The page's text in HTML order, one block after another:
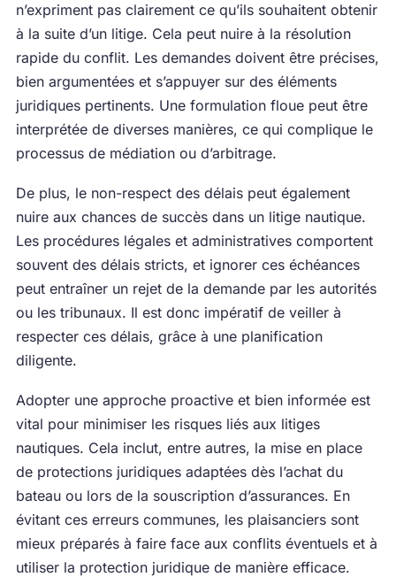
n’expriment pas clairement ce qu’ils souhaitent obtenir
à la suite d’un litige. Cela peut nuire à la résolution
rapide du conflit. Les demandes doivent être précises,
bien argumentées et s’appuyer sur des éléments
juridiques pertinents. Une formulation floue peut être
interprétée de diverses manières, ce qui complique le
processus de médiation ou d’arbitrage.
De plus, le non-respect des délais peut également
nuire aux chances de succès dans un litige nautique.
Les procédures légales et administratives comportent
souvent des délais stricts, et ignorer ces échéances
peut entraîner un rejet de la demande par les autorités
ou les tribunaux. Il est donc impératif de veiller à
respecter ces délais, grâce à une planification
diligente.
Adopter une approche proactive et bien informée est
vital pour minimiser les risques liés aux litiges
nautiques. Cela inclut, entre autres, la mise en place
de protections juridiques adaptées dès l’achat du
bateau ou lors de la souscription d’assurances. En
évitant ces erreurs communes, les plaisanciers sont
mieux préparés à faire face aux conflits éventuels et à
utiliser la protection juridique de manière efficace.